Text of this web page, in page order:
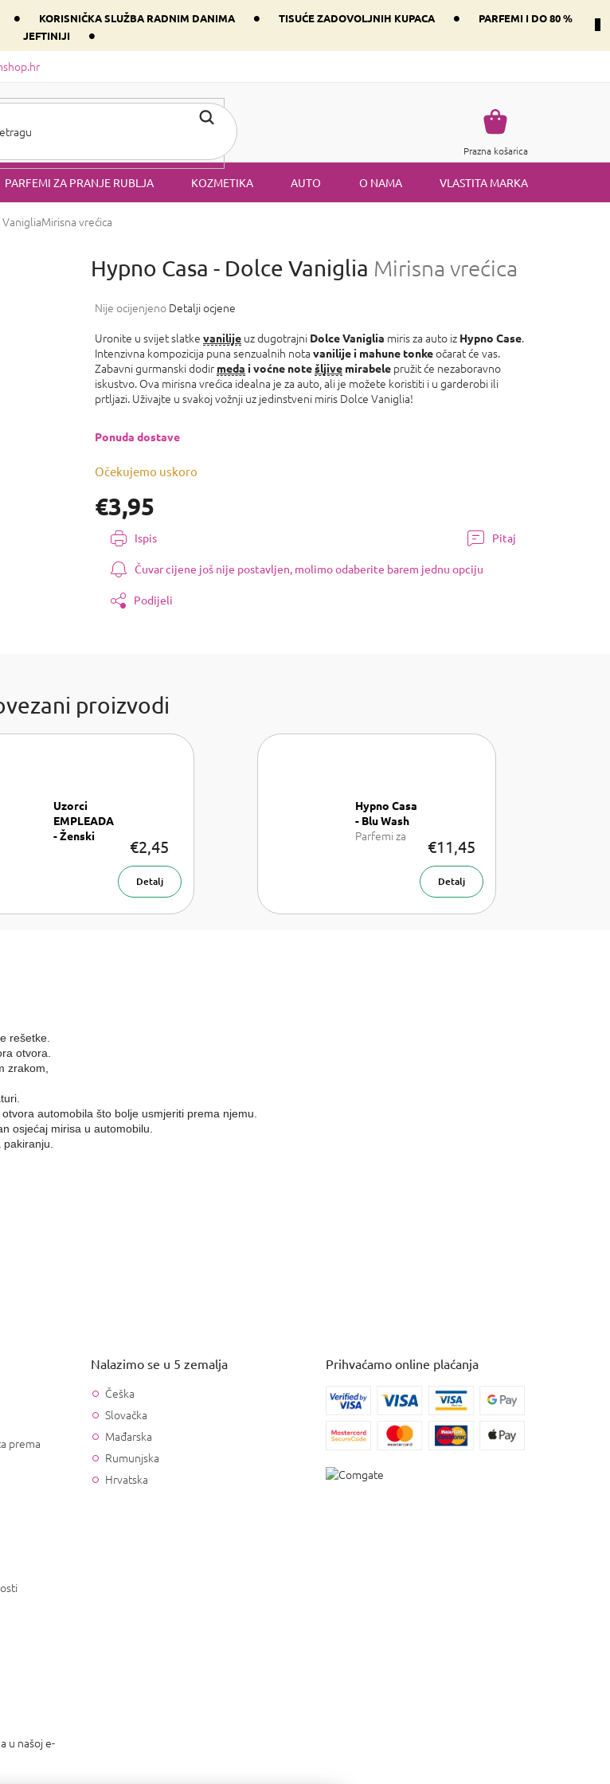
• KORISNIČKA SLUŽBA RADNIM DANIMA • TISUĆE ZADOVOLJNIH KUPACA •
PARFEMI I DO 80 %
JEFTINIJI
•
dominantnoj komponenti
Košarica
Prazna košarica
PARFEMI ZA PRANJE RUBLJA KOZMETIKA AUTO O NAMA VLASTITA MARKA
Mirisna vrećica
Hypno Casa - Dolce Vaniglia Mirisna vrećica
Prosječna
proizvoda
je
0,0
od
5
Nije ocijenjeno Detalji ocjene
€3,95
Izmjeri
cijenu:
Očekujemo uskoro
Ponuda dostave
Uronite u svijet slatke vanilije uz dugotrajni Dolce Vaniglia miris za auto iz Hypno Case.
Intenzivna kompozicija puna senzualnih nota vanilije i mahune tonkeočarat će vas.
Zabavni gurmanski dodir meda i voćne notešljive mirabele pružit će nezaboravno
iskustvo. Ova mirisna vrećica idealna je za auto, ali je možete koristiti i u garderobi ili
prtljazi. Uživajte u svakoj vožnji uz jedinstveni miris Dolce Vaniglia!
Ispis Pitaj
Čuvar cijene još nije postavljen, molimo odaberite barem jednu opciju
Podijeli
proizvodi
Uzorci
EMPLEADA
- Ženski
Her, LV
€2,45
Detalj
Hypno Casa
- Blu Wash
Parfemi za
€11,45
Detalj
rešetke.
otvora.
zrakom,
automobila što bolje usmjeriti prema njemu.
osjećaj mirisa u automobilu.
prema
Nalazimo se u 5 zemalja
Češka
Slovačka
Mađarska
Rumunjska
Hrvatska
Prihvaćamo online plaćanja
u našoj e-